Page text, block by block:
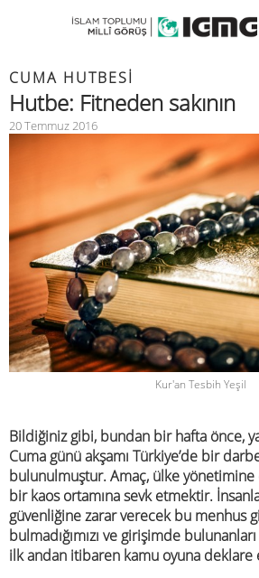
CUMA HUTBESİ
Hutbe: Fitneden sakının
20 Temmuz 2016
Kur'an Tesbih Yeşil
Bildiğiniz gibi, bundan bir hafta önce,
Cuma günü akşamı Türkiye’de bir
bulunulmuştur. Amaç, ülke
bir kaos ortamına sevk etmektir.
güvenliğine zarar verecek bu menhus
bulmadığımızı ve girişimde
ilk andan itibaren kamu oyuna deklare